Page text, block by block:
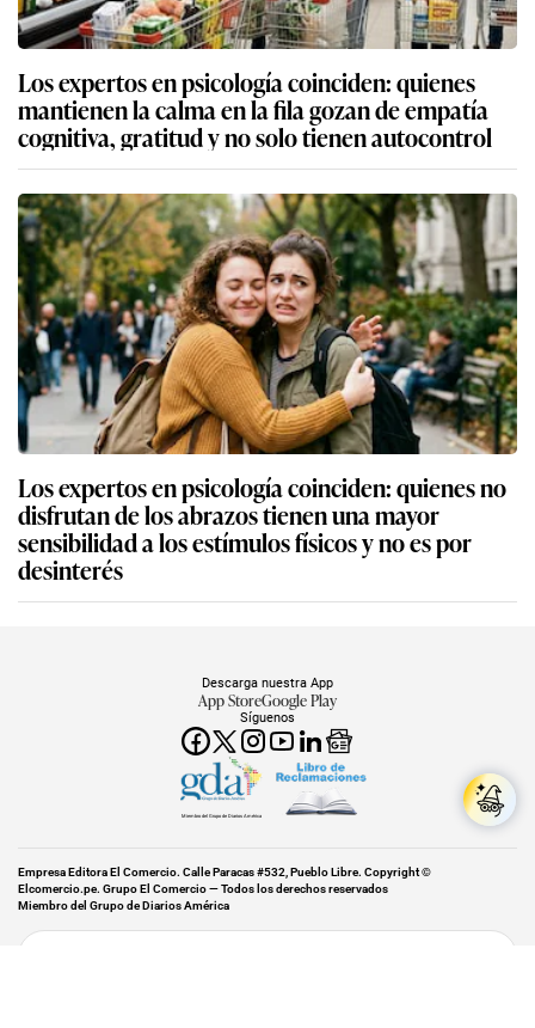
Los expertos en psicología coinciden: quienes
mantienen la calma en la fila gozan de empatía
cognitiva, gratitud y no solo tienen autocontrol
Los expertos en psicología coinciden: quienes no
disfrutan de los abrazos tienen una mayor
sensibilidad a los estímulos físicos y no es por
desinterés
Síguenos
Descarga nuestra App
App StoreGoogle Play
Miembro del Grupo de Diarios América
Empresa Editora El Comercio. Calle Paracas #532, Pueblo Libre. Copyright ©
Elcomercio.pe. Grupo El Comercio — Todos los derechos reservados
Miembro del Grupo de Diarios América